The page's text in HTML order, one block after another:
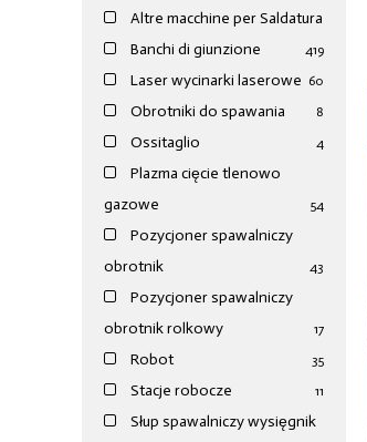
Altre macchine per Saldatura
19
Banchi di giunzione 4
Laser wycinarki laserowe 60
Obrotniki do spawania 8
Ossitaglio 4
Plazma cięcie tlenowo
gazowe
54
Pozycjoner spawalniczy
obrotnik
43
Pozycjoner spawalniczy
obrotnik rolkowy
17
Robot 35
Stacje robocze 11
Słup spawalniczy wysięgnik